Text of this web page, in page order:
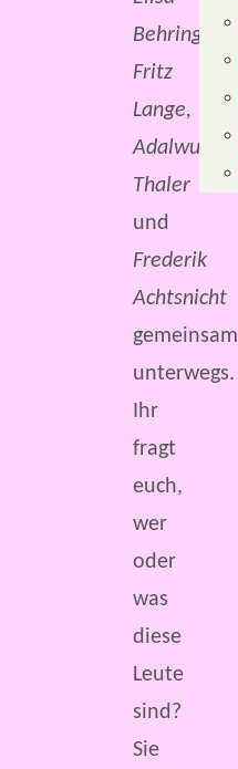
Behringer,
Fritz
Lange,
Adalwulf
Thaler
und
Frederik
Achtsnicht
gemeinsam
unterwegs.
Ihr
fragt
euch,
wer
oder
was
diese
Leute
sind?
Sie